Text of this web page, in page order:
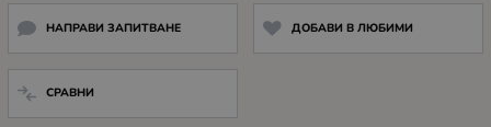
НАПРАВИ ЗАПИТВАНЕ ДОБАВИ В ЛЮБИМИ
СРАВНИ